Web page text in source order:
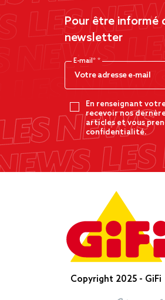
Pour être informé
newsletter
E-mail*
En renseignant
recevoir nos
articles et vous
confidentialité.
Copyright 2025 - GiFi